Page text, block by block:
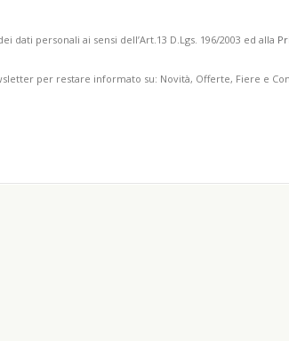
dati personali ai sensi dell’Art.13 D.Lgs. 196/2003 ed alla
per restare informato su: Novità, Offerte, Fiere e